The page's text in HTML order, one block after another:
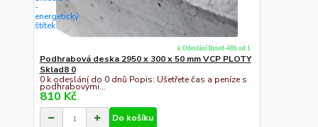
Podhrabová deska 2950 x 300 x 50 mm VCP PLOTY
Sklad8 0
0 k odeslání do 0 dnů Popis: Ušetřete čas a peníze s
podhrabovými...
810 Kč
k Odeslání Ihned-48h od 1
Do košíku